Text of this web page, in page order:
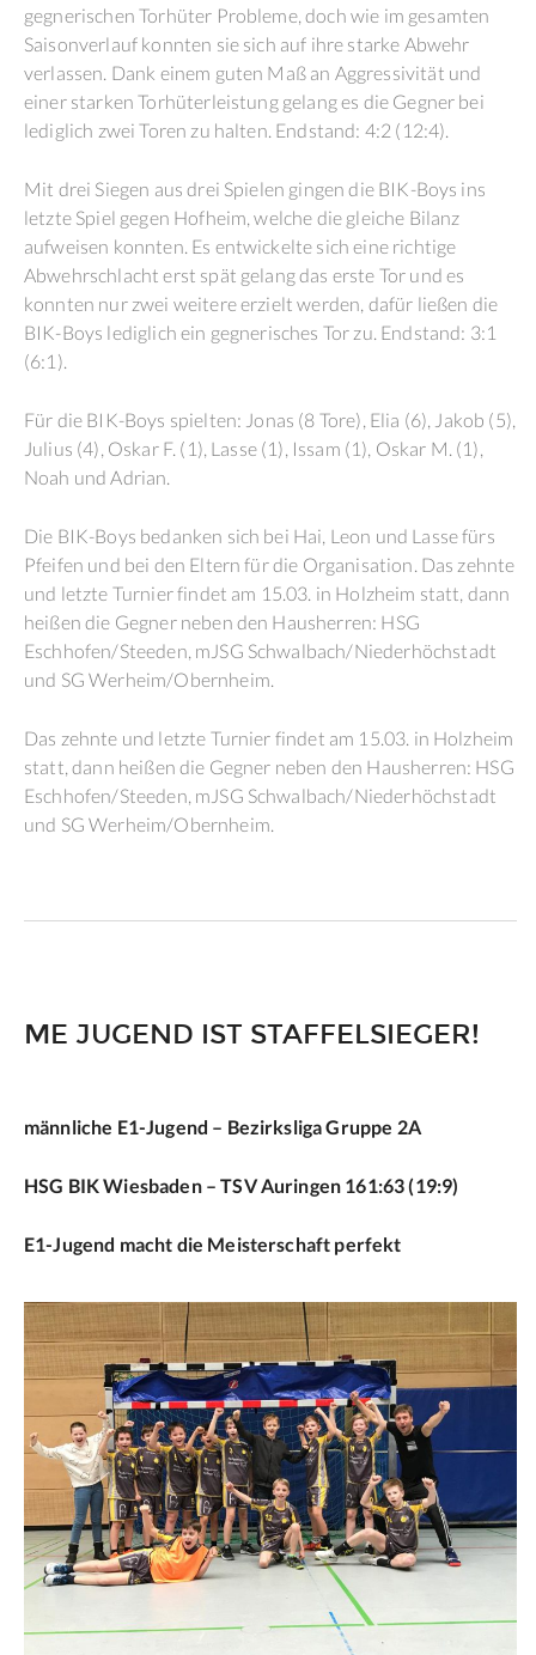
gegnerischen Torhüter Probleme, doch wie im gesamten
Saisonverlauf konnten sie sich auf ihre starke Abwehr
verlassen. Dank einem guten Maß an Aggressivität und
einer starken Torhüterleistung gelang es die Gegner bei
lediglich zwei Toren zu halten. Endstand: 4:2 (12:4).
Mit drei Siegen aus drei Spielen gingen die BIK-Boys ins
letzte Spiel gegen Hofheim, welche die gleiche Bilanz
aufweisen konnten. Es entwickelte sich eine richtige
Abwehrschlacht erst spät gelang das erste Tor und es
konnten nur zwei weitere erzielt werden, dafür ließen die
BIK-Boys lediglich ein gegnerisches Tor zu. Endstand: 3:1
(6:1).
Für die BIK-Boys spielten: Jonas (8 Tore), Elia (6), Jakob (5),
Julius (4), Oskar F. (1), Lasse (1), Issam (1), Oskar M. (1),
Noah und Adrian.
Die BIK-Boys bedanken sich bei Hai, Leon und Lasse fürs
Pfeifen und bei den Eltern für die Organisation. Das zehnte
und letzte Turnier findet am 15.03. in Holzheim statt, dann
heißen die Gegner neben den Hausherren: HSG
Eschhofen/Steeden, mJSG Schwalbach/Niederhöchstadt
und SG Werheim/Obernheim.
Das zehnte und letzte Turnier findet am 15.03. in Holzheim
statt, dann heißen die Gegner neben den Hausherren: HSG
Eschhofen/Steeden, mJSG Schwalbach/Niederhöchstadt
und SG Werheim/Obernheim.
ME JUGEND IST STAFFELSIEGER!
männliche E1-Jugend – Bezirksliga Gruppe 2A
HSG BIK Wiesbaden – TSV Auringen 161:63 (19:9)
E1-Jugend macht die Meisterschaft perfekt